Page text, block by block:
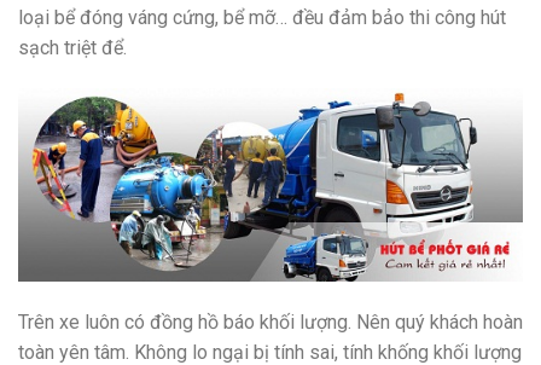
loại bể đóng váng cứng, bể mỡ… đều đảm bảo thi công hút
sạch triệt để.
Trên xe luôn có đồng hồ báo khối lượng. Nên quý khách hoàn
toàn yên tâm. Không lo ngại bị tính sai, tính khống khối lượng